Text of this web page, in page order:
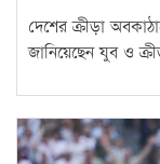
দেশের ক্রীড়া
জানিয়েছেন যুব ও